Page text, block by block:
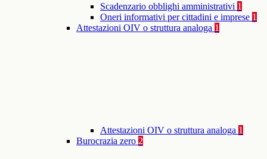
Scadenzario obblighi amministrativi 1
Oneri informativi per cittadini e imprese 1
Attestazioni OIV o struttura analoga 1
Attestazioni OIV o struttura analoga 1
Burocrazia zero 2